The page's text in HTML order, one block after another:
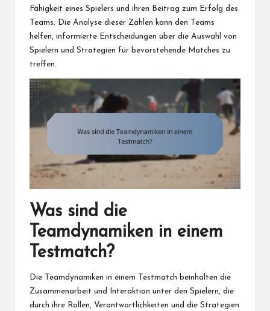
Fähigkeit eines Spielers und ihren Beitrag zum Erfolg des
Teams. Die Analyse dieser Zahlen kann den Teams
helfen, informierte Entscheidungen über die Auswahl von
Spielern und Strategien für bevorstehende Matches zu
treffen.
Was sind die
Teamdynamiken in einem
Testmatch?
Die Teamdynamiken in einem Testmatch beinhalten die
Zusammenarbeit und Interaktion unter den Spielern, die
durch ihre Rollen, Verantwortlichkeiten und die Strategien